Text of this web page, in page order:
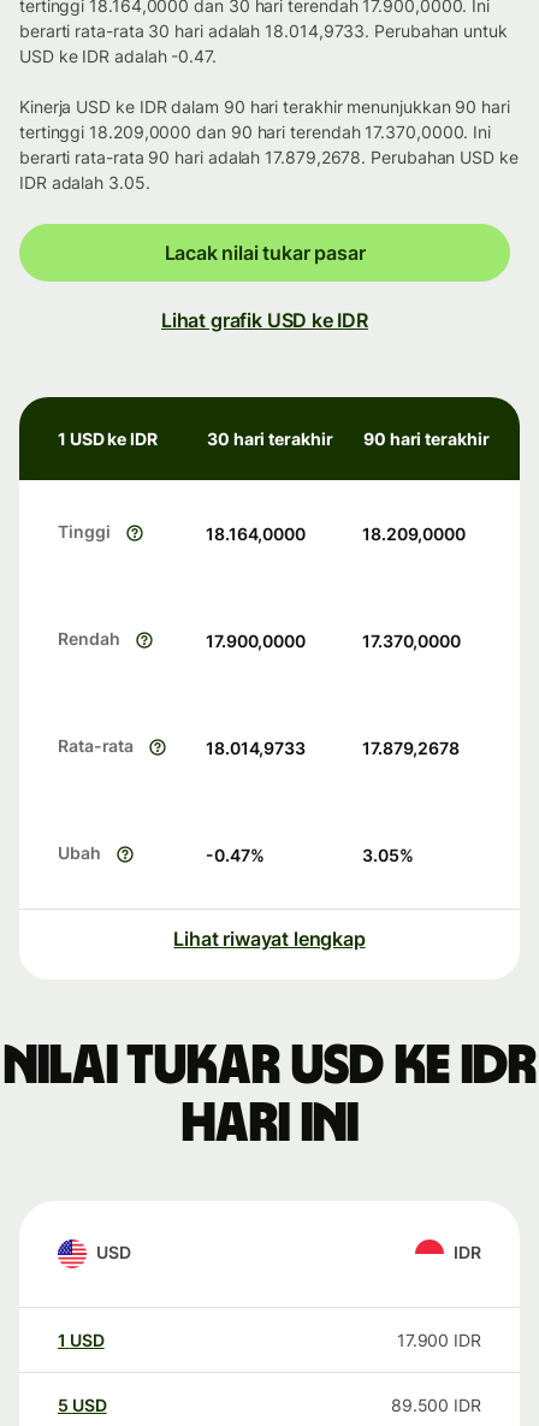
tertinggi 18.164,0000 dan 30 hari terendah 17.900,0000. Ini
berarti rata-rata 30 hari adalah 18.014,9733. Perubahan untuk
USD ke IDR adalah -0.47.
Kinerja USD ke IDR dalam 90 hari terakhir menunjukkan 90 hari
tertinggi 18.209,0000 dan 90 hari terendah 17.370,0000. Ini
berarti rata-rata 90 hari adalah 17.879,2678. Perubahan USD ke
IDR adalah 3.05.
Lacak nilai tukar pasar
Lihat grafik USD ke IDR
1 USD ke IDR 30 hari terakhir 90 hari terakhir
Tinggi 18.164,0000 18.209,0000
Rendah 17.900,0000 17.370,0000
Rata-rata 18.014,9733 17.879,2678
Ubah -0.47% 3.05%
Lihat riwayat lengkap
Nilai tukar USD ke IDR
hari ini
USD IDR
1 USD 17.900 IDR
5 USD 89.500 IDR